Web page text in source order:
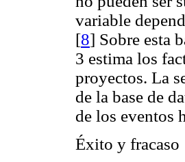
variable
[8] Sobre esta
3 estima los
proyectos. La
de la base de
de los eventos
Éxito y fracaso